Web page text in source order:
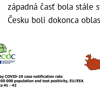
západná časť bola stále
Česku boli dokonca